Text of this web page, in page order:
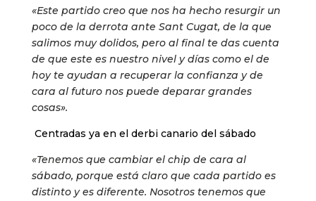
«Este partido creo que nos ha hecho resurgir un
poco de la derrota ante Sant Cugat, de la que
salimos muy dolidos, pero al final te das cuenta
de que este es nuestro nivel y días como el de
hoy te ayudan a recuperar la confianza y de
cara al futuro nos puede deparar grandes
cosas».
Centradas ya en el derbi canario del sábado
«Tenemos que cambiar el chip de cara al
sábado, porque está claro que cada partido es
distinto y es diferente. Nosotros tenemos que